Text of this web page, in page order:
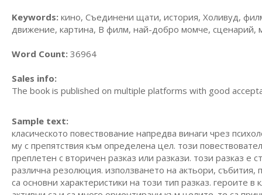
Keywords: кино, Съединени щати, история, Холивуд,
движение, картина, B филм, най-добро момче, сценарий,
Word Count: 36964
Sales info:
The book is published on multiple platforms with good
Sample text:
класическото повествование напредва винаги чрез
му с препятствия към определена цел. този
преплетен с вторичен разказ или разкази. този разказ
различна резолюция. използването на актьори,
са основни характеристики на този тип разказ. героите